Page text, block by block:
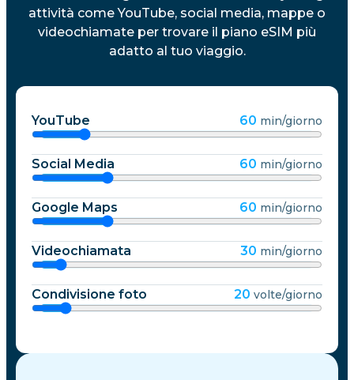
attività come YouTube, social media, mappe o
videochiamate per trovare il piano eSIM più
adatto al tuo viaggio.
YouTube 60 min/giorno
Social Media 60 min/giorno
Google Maps 60 min/giorno
Videochiamata 30 min/giorno
Condivisione foto 20 volte/giorno